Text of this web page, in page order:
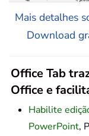
Mais detalhes
Download
Office Tab
Office e
Habilite
PowerPoint,